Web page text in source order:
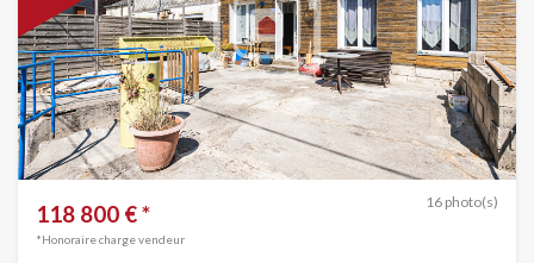
16 photo(s)
118 800 € *
*Honoraire charge vendeur